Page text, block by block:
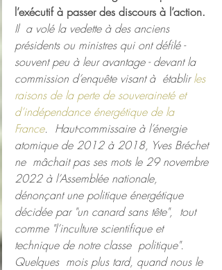
l’exécutif à passer des discours à l’action.
Il  a volé la vedette à des anciens
présidents ou ministres qui ont défilé -
souvent peu à leur avantage - devant la
commission d’enquête visant à  établir les
raisons de la perte de souveraineté et
d’indépendance énergétique de la
France.  Haut-commissaire à l’énergie
atomique de 2012 à 2018, Yves Bréchet
ne  mâchait pas ses mots le 29 novembre
2022 à l’Assemblée nationale,
dénonçant une politique énergétique
décidée par "un canard sans tête",  tout
comme "l’inculture scientifique et
technique de notre classe  politique".
Quelques  mois plus tard, quand nous le